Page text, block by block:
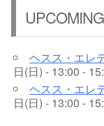
ヘスス・エレ
日(日) - 13:00 -
ヘスス・エレ
日(日) - 13:00 -